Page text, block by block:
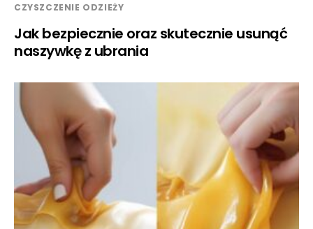
CZYSZCZENIE ODZIEŻY
Jak bezpiecznie oraz skutecznie usunąć
naszywkę z ubrania